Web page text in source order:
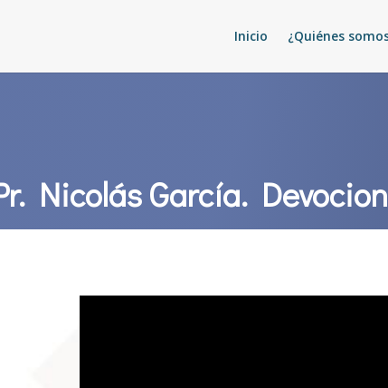
Inicio ¿Quiénes
Nicolás García.